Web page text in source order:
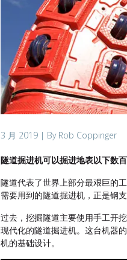
3 月 2019 | By Rob Coppinger
隧道掘进机可以掘进地表以下数
隧道代表了世界上部分最艰巨的
需要用到的隧道掘进机，正是钢
过去，挖掘隧道主要使用手工开
现代化的隧道掘进机。这台机器
机的基础设计。